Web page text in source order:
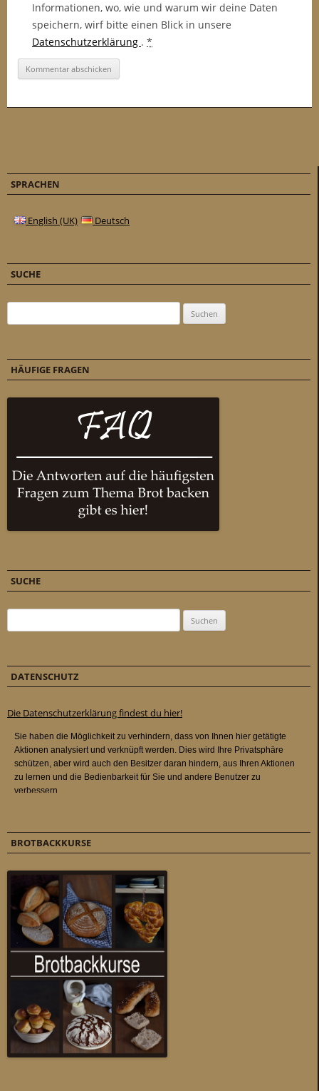
Informationen, wo, wie und warum wir deine Daten
speichern, wirf bitte einen Blick in unsere
Datenschutzerklärung . *
SPRACHEN
English (UK) Deutsch
SUCHE
HÄUFIGE FRAGEN
SUCHE
DATENSCHUTZ
Die Datenschutzerklärung findest du hier!
BROTBACKKURSE